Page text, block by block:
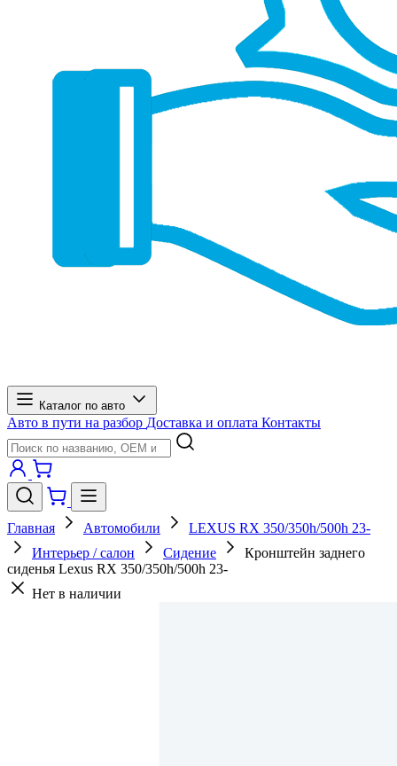
Каталог по авто
Авто в пути на разбор Доставка и оплата Контакты
Главная Автомобили
LEXUS RX 350/350h/500h 23-
Интерьер / салон
Сидение
Кронштейн заднего
сиденья Lexus RX 350/350h/500h 23-
Нет в наличии